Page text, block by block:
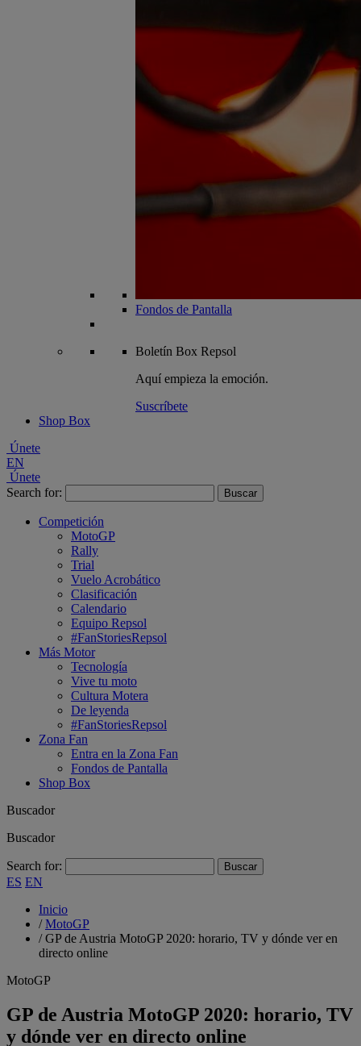
Fondos de Pantalla
Boletín Box Repsol
Aquí empieza la emoción.
Suscríbete
Shop Box
Únete
EN
Únete
Search for:
Competición
MotoGP
Rally
Trial
Vuelo Acrobático
Clasificación
Calendario
Equipo Repsol
#FanStoriesRepsol
Más Motor
Tecnología
Vive tu moto
Cultura Motera
De leyenda
#FanStoriesRepsol
Zona Fan
Entra en la Zona Fan
Fondos de Pantalla
Shop Box
Buscador
Buscador
Search for:
ES EN
Inicio
/MotoGP
/GP de Austria MotoGP 2020: horario, TV y dónde ver en
directo online
MotoGP
GP de Austria MotoGP 2020: horario, TV
y dónde ver en directo online